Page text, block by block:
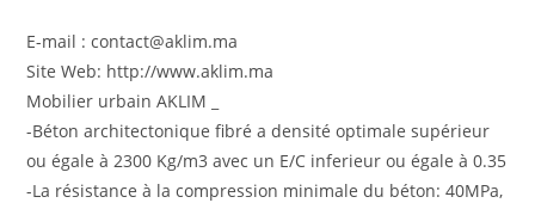
E-mail : contact@aklim.ma
Site Web: http://www.aklim.ma
Mobilier urbain AKLIM _
-Béton architectonique fibré a densité optimale supérieur
ou égale à 2300 Kg/m3 avec un E/C inferieur ou égale à 0.35
-La résistance à la compression minimale du béton: 40MPa,